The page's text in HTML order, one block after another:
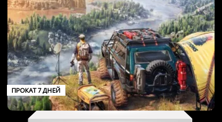
ПРОКАТ 7 ДНЕЙ